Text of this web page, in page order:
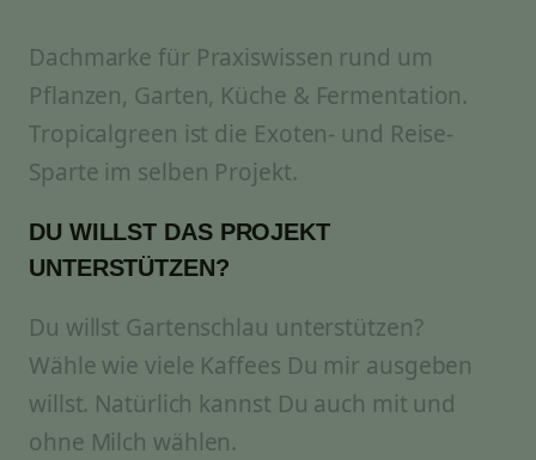
Dachmarke für Praxiswissen rund um
Pflanzen, Garten, Küche & Fermentation.
Tropicalgreen ist die Exoten- und Reise-
Sparte im selben Projekt.
DU WILLST DAS PROJEKT
UNTERSTÜTZEN?
Du willst Gartenschlau unterstützen?
Wähle wie viele Kaffees Du mir ausgeben
willst. Natürlich kannst Du auch mit und
ohne Milch wählen.